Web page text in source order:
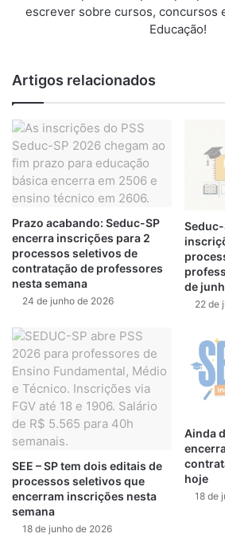
escrever sobre cursos, concursos
Educação!
Artigos relacionados
Prazo acabando: Seduc-SP
encerra inscrições para 2
processos seletivos de
contratação de professores
nesta semana
24 de junho de 2026
de
22 de
SEE – SP tem dois editais de
processos seletivos que
encerram inscrições nesta
semana
18 de junho de 2026
Ainda
hoje
18 de